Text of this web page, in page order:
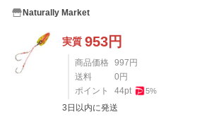
Naturally Market
実質 953円
商品価格 997円
送料
0円
ポイント
44pt 5%
3日以内に発送